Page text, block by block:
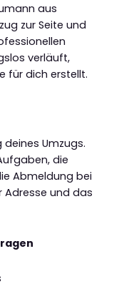
aus
zur Seite und
verläuft,
für dich erstellt.
Umzugs.
die
Abmeldung bei
Adresse und das